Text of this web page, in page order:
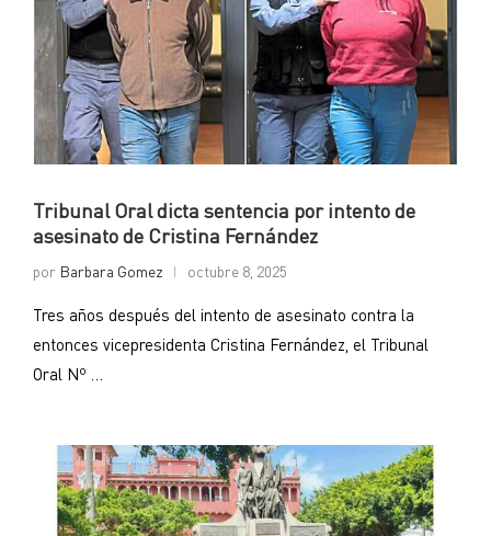
Tribunal Oral dicta sentencia por intento de
asesinato de Cristina Fernández
por Barbara Gomez octubre 8, 2025
Tres años después del intento de asesinato contra la
entonces vicepresidenta Cristina Fernández, el Tribunal
Oral Nº …